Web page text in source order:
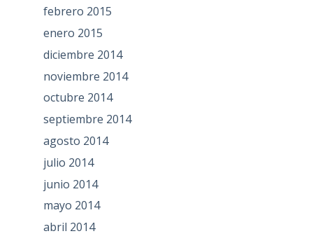
febrero 2015
enero 2015
diciembre 2014
noviembre 2014
octubre 2014
septiembre 2014
agosto 2014
julio 2014
junio 2014
mayo 2014
abril 2014